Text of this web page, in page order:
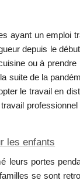
ayant un emploi
depuis le
ou à
suite de la
le travail en
les enfants
leurs portes
se sont